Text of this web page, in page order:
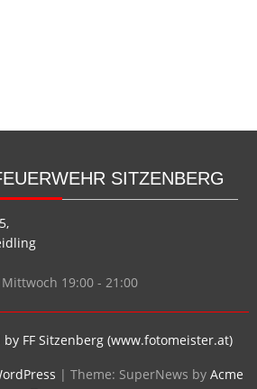
SITZENBERG
19:00 - 21:00
FF Sitzenberg (www.fotomeister.at)
| Theme: SuperNews by Acme